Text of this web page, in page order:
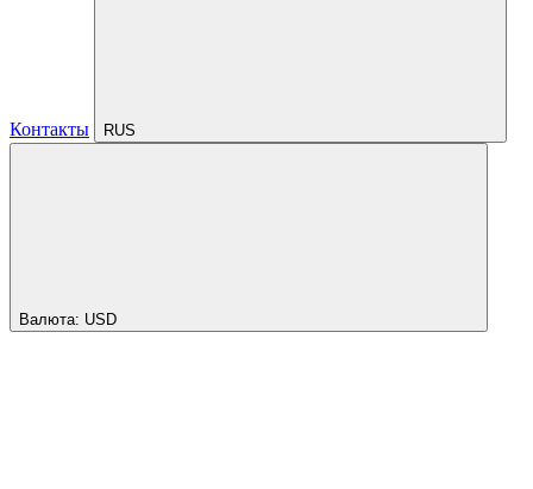
Контакты RUS
Валюта: USD